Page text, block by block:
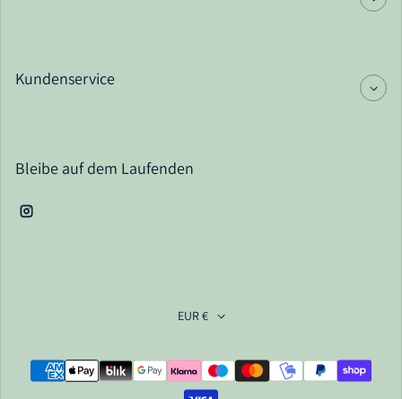
Kundenservice
Bleibe auf dem Laufenden
Instagram
Zahlungsarten
EUR €